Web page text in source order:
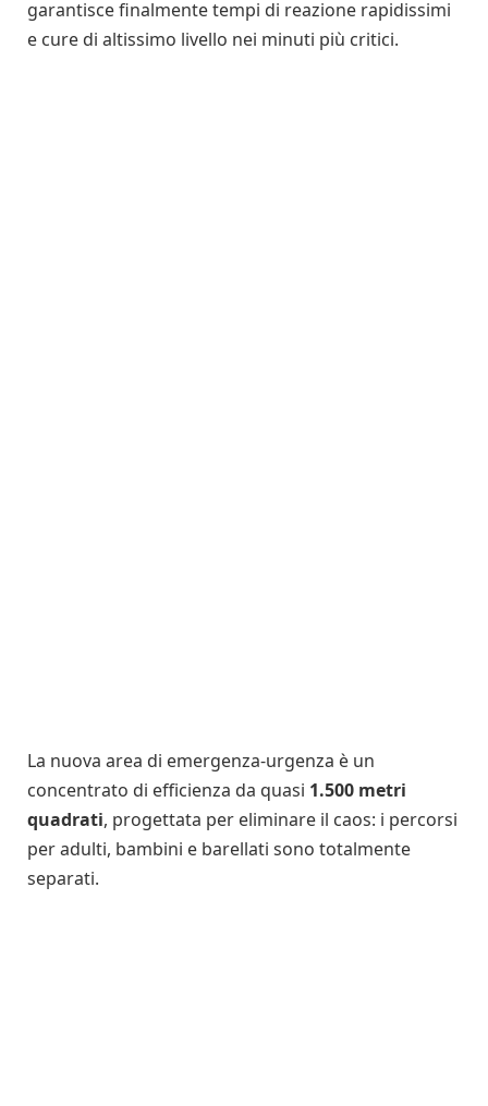
garantisce finalmente tempi di reazione rapidissimi
e cure di altissimo livello nei minuti più critici.
La nuova area di emergenza-urgenza è un
concentrato di efficienza da quasi 1.500 metri
quadrati, progettata per eliminare il caos: i percorsi
per adulti, bambini e barellati sono totalmente
separati.